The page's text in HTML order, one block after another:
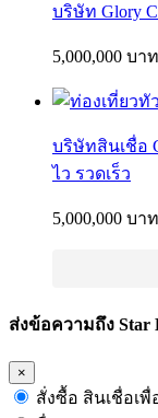
บริษัท Glory
5,000,000 บาท
บริษัทสินเชื่อ
ไว รวดเร็ว
5,000,000 บาท
ส่งข้อความถึง Star
×
สั่งซื้อ สินเชื่อเพื่